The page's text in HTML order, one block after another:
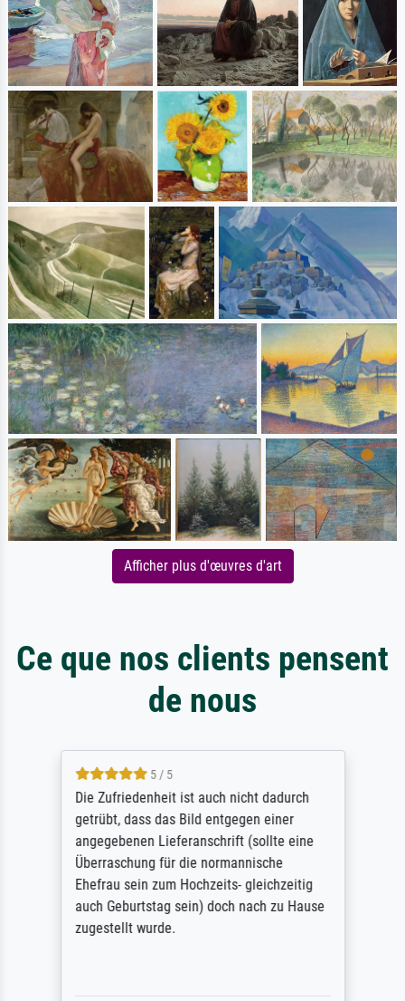
Afficher plus d'œuvres d'art
Ce que nos clients pensent
de nous
5 / 5
Die Zufriedenheit ist auch nicht dadurch
getrübt, dass das Bild entgegen einer
angegebenen Lieferanschrift (sollte eine
Überraschung für die normannische
Ehefrau sein zum Hochzeits- gleichzeitig
auch Geburtstag sein) doch nach zu Hause
zugestellt wurde.